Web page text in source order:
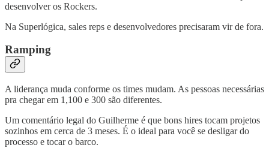
desenvolver os Rockers.
Na Superlógica, sales reps e desenvolvedores precisaram vir de fora.
Ramping
A liderança muda conforme os times mudam. As pessoas necessárias
pra chegar em 1,100 e 300 são diferentes.
Um comentário legal do Guilherme é que bons hires tocam projetos
sozinhos em cerca de 3 meses. É o ideal para você se desligar do
processo e tocar o barco.